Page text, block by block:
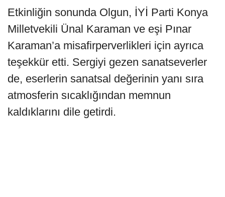
Etkinliğin sonunda Olgun, İYİ Parti Konya
Milletvekili Ünal Karaman ve eşi Pınar
Karaman’a misafirperverlikleri için ayrıca
teşekkür etti. Sergiyi gezen sanatseverler
de, eserlerin sanatsal değerinin yanı sıra
atmosferin sıcaklığından memnun
kaldıklarını dile getirdi.